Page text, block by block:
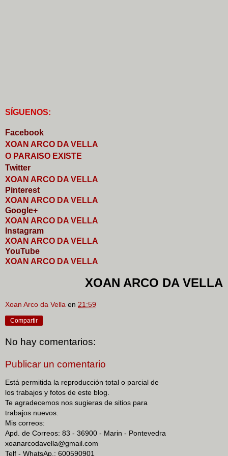
S GUENOS:
Facebook
XOAN ARCO DA VELLA
O PARAISO EXISTE
Twitter
XOAN ARCO DA VELLA
Pinterest
XOAN ARCO DA VELLA
Google+
XOAN ARCO DA VELLA
nstagram
XOAN ARCO DA VELLA
YouTube
XOAN ARCO DA VELLA
XOAN ARCO DA VELLA
Xoan Arco da Vella en 21:59
Compartir
No hay comentarios:
Publicar un comentario
Está permitida la reproducción total o parcial de
los trabajos y fotos de este blog.
Te agradecemos nos sugieras de sitios para
trabajos nuevos.
Mis correos:
Apd. de Correos: 83 - 36900 - Marin - Pontevedra
xoanarcodavella@gmail.com
Telf - WhatsAp.: 600590901